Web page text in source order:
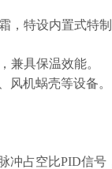
，特设内置式特
兼具保温效能。
风机蜗壳等设备。
冲占空比PID信